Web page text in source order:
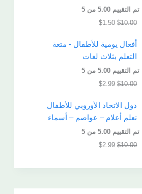
تم التقييم 5.00من 5
$10.00
$1.50
أفعال يومية للأطفال - متعة
التعلم بثلاث لغات
تم التقييم 5.00من 5
$10.00
$2.99
دول الاتحاد الأوروبي للأطفال
تعلم أعلام – عواصم – أسماء
تم التقييم 5.00من 5
$10.00
$2.99